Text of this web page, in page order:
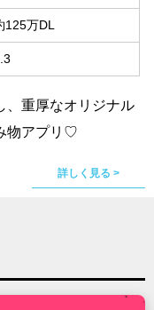
125万DL
、重厚なオリジナル
物アプリ♡
詳しく見る >